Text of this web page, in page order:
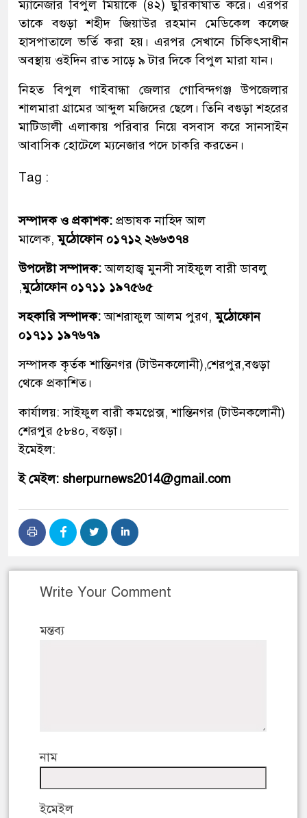
ম্যানেজার বিপুল মিয়াকে (৪২) ছুরিকাঘাত করে। এরপর
তাকে বগুড়া শহীদ জিয়াউর রহমান মেডিকেল কলেজ
হাসপাতালে ভর্তি করা হয়। এরপর সেখানে চিকিৎসাধীন
অবস্থায় ওইদিন রাত সাড়ে ৯ টার দিকে বিপুল মারা যান।
নিহত বিপুল গাইবান্ধা জেলার গোবিন্দগঞ্জ উপজেলার
শালমারা গ্রামের আব্দুল মজিদের ছেলে। তিনি বগুড়া শহরের
মাটিডালী এলাকায় পরিবার নিয়ে বসবাস করে সানসাইন
আবাসিক হোটেলে ম্যনেজার পদে চাকরি করতেন।
Tag :
সম্পাদক ও প্রকাশক: প্রভাষক নাহিদ আল
মালেক,মুঠোফোন ০১৭১২ ২৬৬৩৭৪
উপদেষ্টা সম্পাদক:আলহাজ্ব মুনসী সাইফুল বারী ডাবলু
,মুঠোফোন ০১৭১১ ১৯৭৫৬৫
সহকারি সম্পাদক:আশরাফুল আলম পুরণ,মুঠোফোন
০১৭১১ ১৯৭৬৭৯
সম্পাদক কৃর্তক শান্তিনগর (টাউনকলোনী),শেরপুর,বগুড়া
থেকে প্রকাশিত।
কার্যালয়: সাইফুল বারী কমপ্লেক্স, শান্তিনগর (টাউনকলোনী)
শেরপুর ৫৮৪০, বগুড়া।
ইমেইল:
ই মেইল: sherpurnews2014@gmail.com
Write Your Comment
মন্তব্য
নাম
ইমেইল